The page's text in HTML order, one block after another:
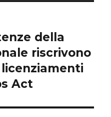
della
riscrivono
Act